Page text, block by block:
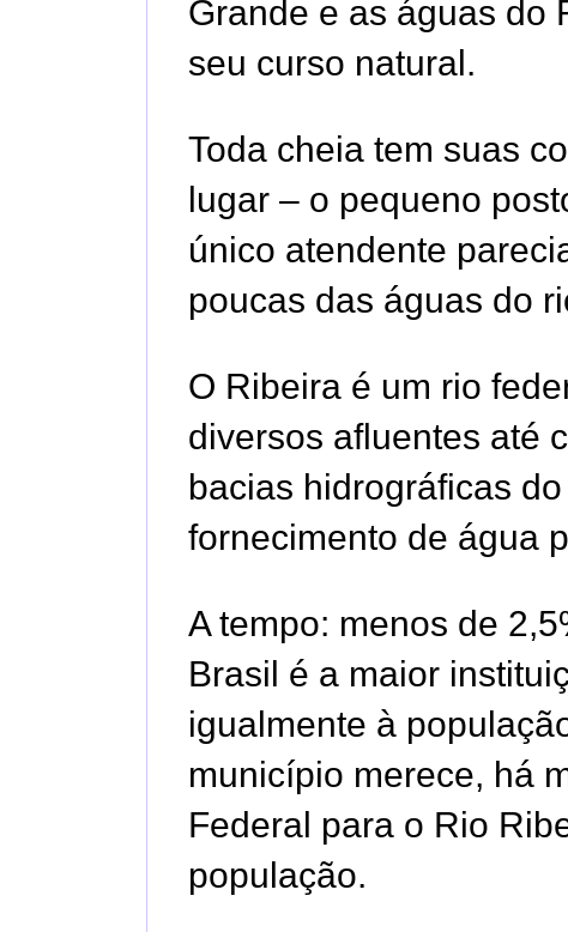
Grande e as águas do
seu curso natural.
Toda cheia tem suas
lugar – o pequeno
único atendente
poucas das águas do
O Ribeira é um rio
diversos afluentes até
bacias hidrográficas
fornecimento de água
A tempo: menos de
Brasil é a maior
igualmente à
município merece, há
Federal para o Rio
população.